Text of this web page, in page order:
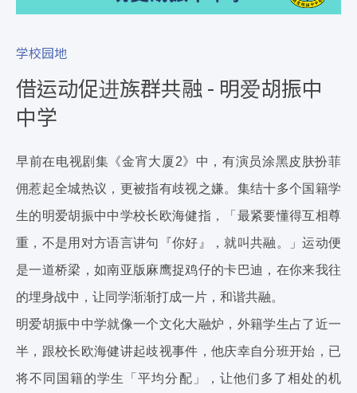
学校园地
借运动促进族群共融 - 明爱胡振中
中学
早前在电视剧集《金宵大厦2》中，有演员涂黑皮肤扮菲
佣惹起全城热议，更被指有歧视之嫌。集结十多个国籍学
生的明爱胡振中中学校长欧海健指，「最紧要懂得互相尊
重，不是用对方语言讲句『你好』，就叫共融。」运动便
是一道桥梁，如南亚版麻鹰捉鸡仔的卡巴迪，在你来我往
的埋身战中，让同学渐渐打成一片，和谐共融。
明爱胡振中中学就像一个文化大融炉，外籍学生占了近一
半，跟校长欧海健讲起歧视事件，他庆幸自分班开始，已
将不同国籍的学生「平均分配」，让他们多了相处的机